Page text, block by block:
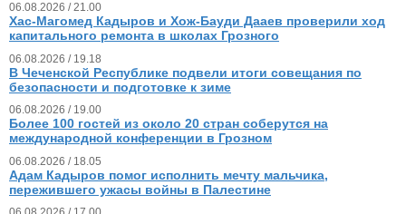
06.08.2026 / 21.00
Хас-Магомед Кадыров и Хож-Бауди Дааев проверили ход
капитального ремонта в школах Грозного
06.08.2026 / 19.18
В Чеченской Республике подвели итоги совещания по
безопасности и подготовке к зиме
06.08.2026 / 19.00
Более 100 гостей из около 20 стран соберутся на
международной конференции в Грозном
06.08.2026 / 18.05
Адам Кадыров помог исполнить мечту мальчика,
пережившего ужасы войны в Палестине